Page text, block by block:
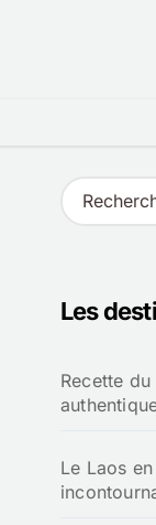
R
e
r
e
r
Les
Recette
Le Laos